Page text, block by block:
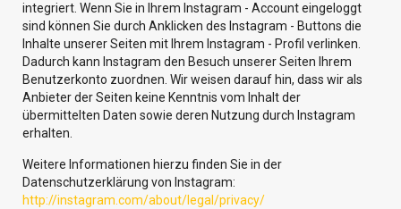
integriert. Wenn Sie in Ihrem Instagram - Account eingeloggt
sind können Sie durch Anklicken des Instagram - Buttons die
Inhalte unserer Seiten mit Ihrem Instagram - Profil verlinken.
Dadurch kann Instagram den Besuch unserer Seiten Ihrem
Benutzerkonto zuordnen. Wir weisen darauf hin, dass wir als
Anbieter der Seiten keine Kenntnis vom Inhalt der
übermittelten Daten sowie deren Nutzung durch Instagram
erhalten.
Weitere Informationen hierzu finden Sie in der
Datenschutzerklärung von Instagram:
http://instagram.com/about/legal/privacy/